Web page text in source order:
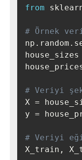
from
# Örnek
np . random .
house_sizes
# Veriyi
X =
y =
# Veriyi
X_train ,